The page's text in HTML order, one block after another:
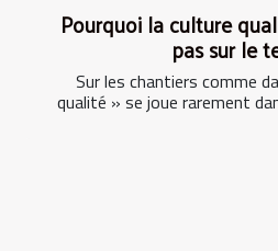
Pourquoi la culture
pas sur le
Sur les chantiers comme
qualité » se joue rarement